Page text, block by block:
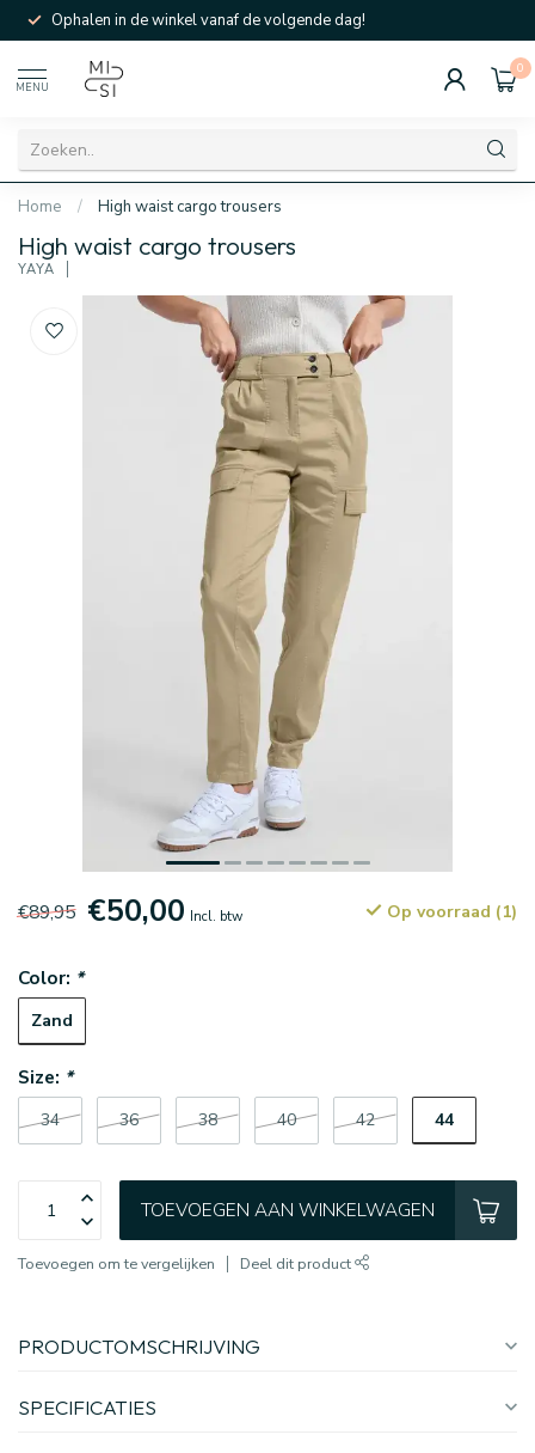
Ophalen in de winkel vanaf de volgende dag!
MENU
0
Home / High waist cargo trousers
High waist cargo trousers
YAYA
€89,95 €50,00 Incl. btw Op voorraad (1)
Color: *
Zand
Size: *
34 36 38 40 42 44
TOEVOEGEN AAN WINKELWAGEN
Toevoegen om te vergelijken Deel dit product
PRODUCTOMSCHRIJVING
SPECIFICATIES